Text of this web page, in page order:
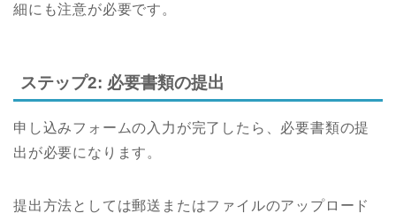
細にも注意が必要です。
ステップ2: 必要書類の提出
申し込みフォームの入力が完了したら、必要書類の提
出が必要になります。
提出方法としては郵送またはファイルのアップロード